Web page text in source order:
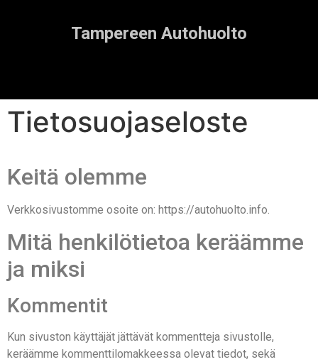
Tampereen Autohuolto
Tietosuojaseloste
Keitä olemme
Verkkosivustomme osoite on: https://autohuolto.info.
Mitä henkilötietoa keräämme
ja miksi
Kommentit
Kun sivuston käyttäjät jättävät kommentteja sivustolle,
keräämme kommenttilomakkeessa olevat tiedot, sekä